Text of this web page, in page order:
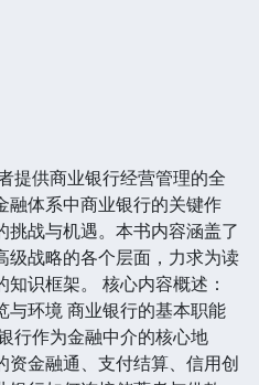
提供商业银行经营管理的全
融体系中商业银行的关键作
挑战与机遇。本书内容涵盖了
级战略的各个层面，力求为读
识框架。 核心内容概述：
与环境 商业银行的基本职能
行作为金融中介的核心地
资金融通、支付结算、信用创